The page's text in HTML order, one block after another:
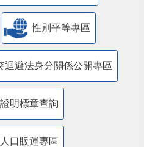
性別平等專區
迴避法身分關係公開專區
明標章查詢
口販運專區